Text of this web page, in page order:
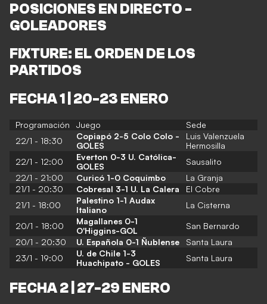
POSICIONES EN DIRECTO -
GOLEADORES
FIXTURE: EL ORDEN DE LOS
PARTIDOS
FECHA 1 | 20-23 ENERO
Programación Juego
Sede
22/1 - 18:30
Copiapó 2-5 Colo Colo -
GOLES
Luis Valenzuela
Hermosilla
22/1 - 12:00
Everton 0-3 U. Católica-
GOLES
Sausalito
22/1 - 21:00
Curicó 1-0 Coquimbo
La Granja
21/1 - 20:30
Cobresal 3-1 U. La Calera
El Cobre
21/1 - 18:00
Palestino 1-1 Audax
Italiano
La Cisterna
20/1 - 18:00
Magallanes 0-1
O'Higgins-GOL
San Bernardo
20/1 - 20:30
U. Española 0-1 Ñublense
Santa Laura
23/1 - 19:00
U. de Chile 1-3
Huachipato - GOLES
Santa Laura
FECHA 2 | 27-29 ENERO